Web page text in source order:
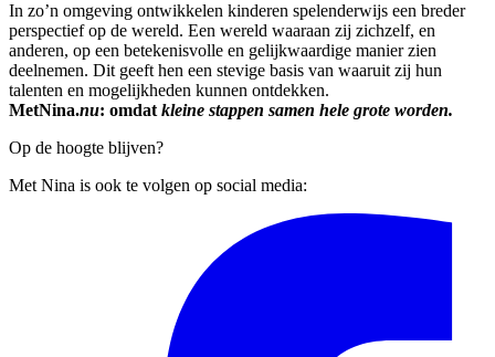
In zo’n omgeving ontwikkelen kinderen spelenderwijs een breder
perspectief op de wereld. Een wereld waaraan zij zichzelf, en
anderen, op een betekenisvolle en gelijkwaardige manier zien
deelnemen. Dit geeft hen een stevige basis van waaruit zij hun
talenten en mogelijkheden kunnen ontdekken.
MetNina.nu: omdat kleine stappen samen hele grote worden.
Op de hoogte blijven?
Met Nina is ook te volgen op social media: